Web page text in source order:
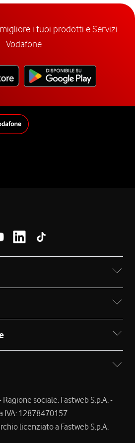
i tuoi prodotti e Servizi
Vodafone
sociale: Fastweb S.p.A. -
IVA: 12878470157
licenziato a Fastweb S.p.A.